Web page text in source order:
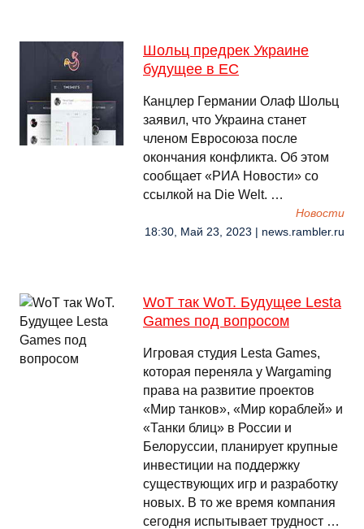
Шольц предрек Украине
будущее в ЕС
Канцлер Германии Олаф Шольц
заявил, что Украина станет
членом Евросоюза после
окончания конфликта. Об этом
сообщает «РИА Новости» со
ссылкой на Die Welt. …
Новости
18:30, Май 23, 2023 | news.rambler.ru
WoT так WoT. Будущее Lesta
Games под вопросом
Игровая студия Lesta Games,
которая переняла у Wargaming
права на развитие проектов
«Мир танков», «Мир кораблей» и
«Танки блиц» в России и
Белоруссии, планирует крупные
инвестиции на поддержку
существующих игр и разработку
новых. В то же время компания
сегодня испытывает трудност …